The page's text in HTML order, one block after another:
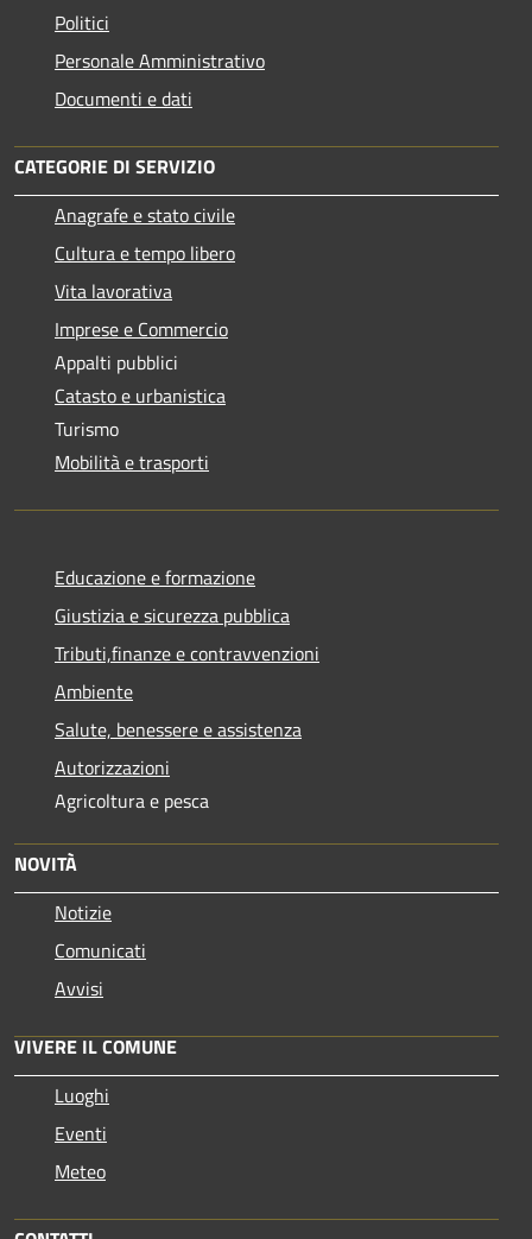
Politici
Personale Amministrativo
Documenti e dati
CATEGORIE DI SERVIZIO
Anagrafe e stato civile
Cultura e tempo libero
Vita lavorativa
Imprese e Commercio
Appalti pubblici
Catasto e urbanistica
Turismo
Mobilità e trasporti
Educazione e formazione
Giustizia e sicurezza pubblica
Tributi,finanze e contravvenzioni
Ambiente
Salute, benessere e assistenza
Autorizzazioni
Agricoltura e pesca
NOVITÀ
Notizie
Comunicati
Avvisi
VIVERE IL COMUNE
Luoghi
Eventi
Meteo